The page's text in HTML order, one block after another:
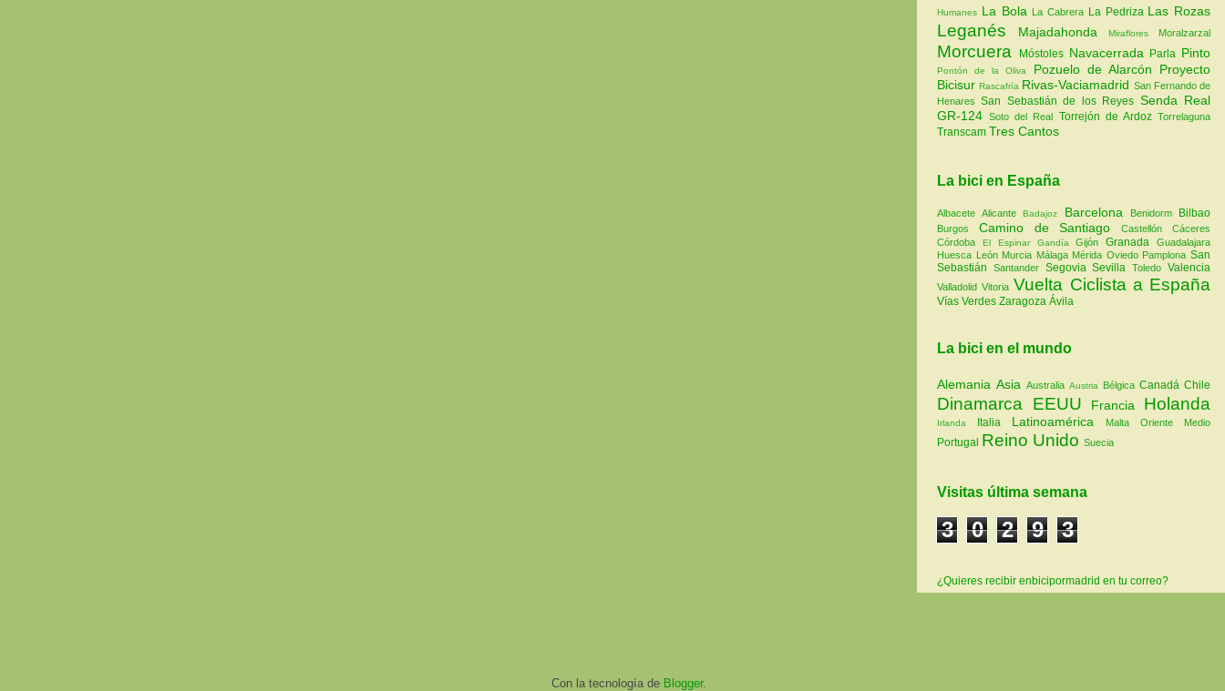
Humanes La Bola La Cabrera La Pedriza Las Rozas
Leganés Majadahonda Miraflores Moralzarzal
Morcuera Móstoles Navacerrada Parla Pinto
Pontón de la Oliva Pozuelo de Alarcón Proyecto
BicisurRascafría Rivas-Vaciamadrid San Fernando de
HenaresSan Sebastián de los Reyes Senda Real
GR-124Soto del Real Torrejón de ArdozTorrelaguna
Transcam Tres Cantos
La bici en España
AlbaceteAlicanteBadajoz Barcelona Benidorm Bilbao
Burgos Camino de SantiagoCastellónCáceres
Córdoba El Espinar GandíaGijónGranadaGuadalajara
Huesca León Murcia Málaga Mérida Oviedo PamplonaSan
Sebastián Santander SegoviaSevillaToledoValencia
ValladolidVitoria Vuelta Ciclista a España
Vías Verdes Zaragoza Ávila
La bici en el mundo
Alemania Asia Australia Austria Bélgica Canadá Chile
Dinamarca EEUU Francia Holanda
Irlanda Italia Latinoamérica Malta Oriente Medio
Portugal Reino Unido Suecia
Visitas última semana
3 0 2 9 3
¿Quieres recibir enbicipormadrid en tu correo?
Con la tecnología de Blogger.